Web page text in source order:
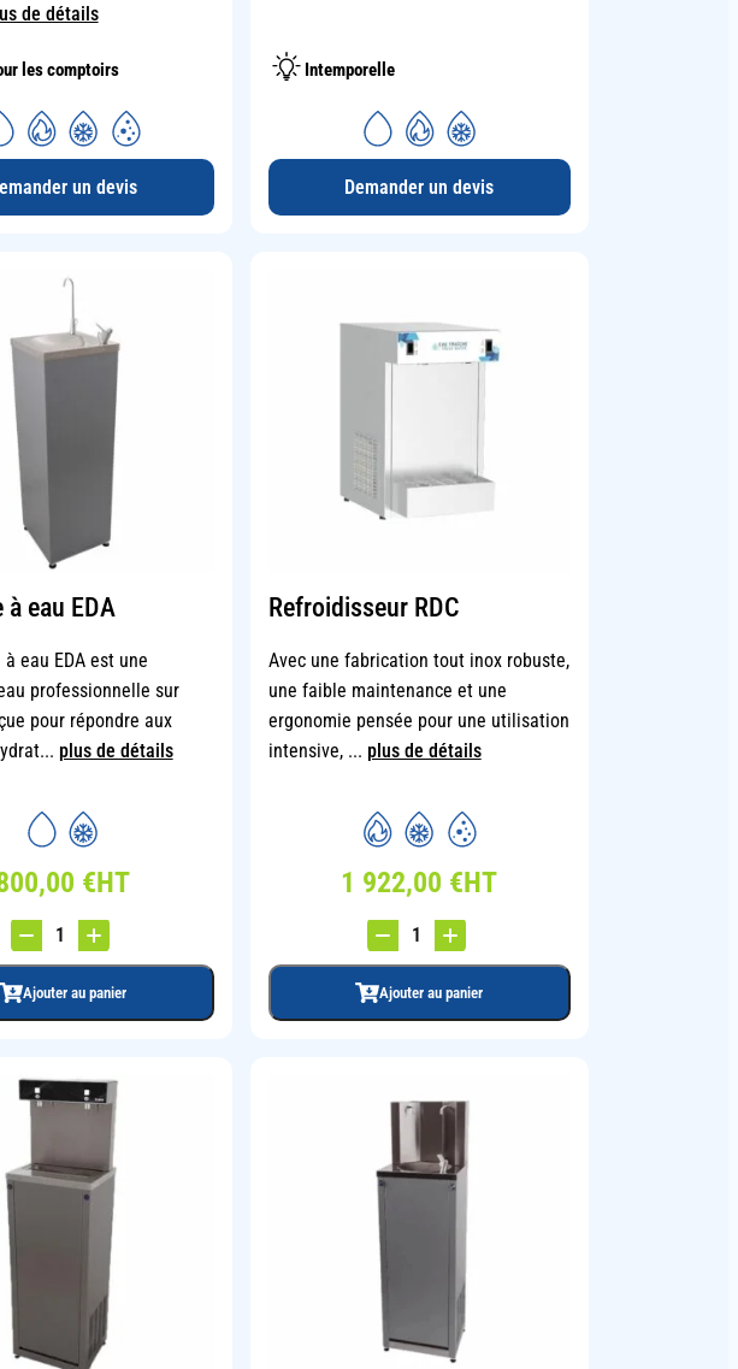
de détails
les comptoirs
un devis
Intemporelle
Demander un devis
à eau EDA
eau EDA est une
professionnelle sur
pour répondre aux
plus de détails
€HT
Ajouter au panier
Refroidisseur RDC
Avec une fabrication tout inox robuste,
une faible maintenance et une
ergonomie pensée pour une utilisation
intensive, ... plus de détails
1 922,00 €HT
Ajouter au panier